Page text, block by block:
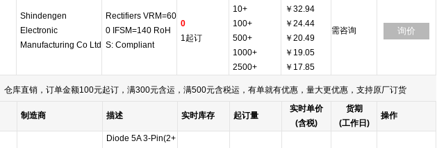
Shindengen
Electronic
Manufacturing Co Ltd
Rectifiers VRM=60
0 IFSM=140 RoH
S: Compliant
0
1起订
10+
100+
500+
1000+
2500+
￥32.94
￥24.44
￥20.49
￥19.05
￥17.85
需咨询 询价
仓库直销，订单金额100元起订，满300元含运，满500元含税运，有单就有优惠，量大更优惠，支持原厂订货
制造商 描述 实时库存 起订量
实时单价
(含税)
货期
(工作日)
操作
Diode 5A 3-Pin(2+